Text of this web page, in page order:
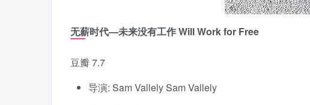
无薪时代—未来没有工作 Will Work for Free
豆瓣 7.7
导演: Sam Vallely Sam Vallely